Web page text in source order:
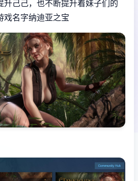
升己己，也不断提升着妹子们的
戏名字纳迪亚之宝